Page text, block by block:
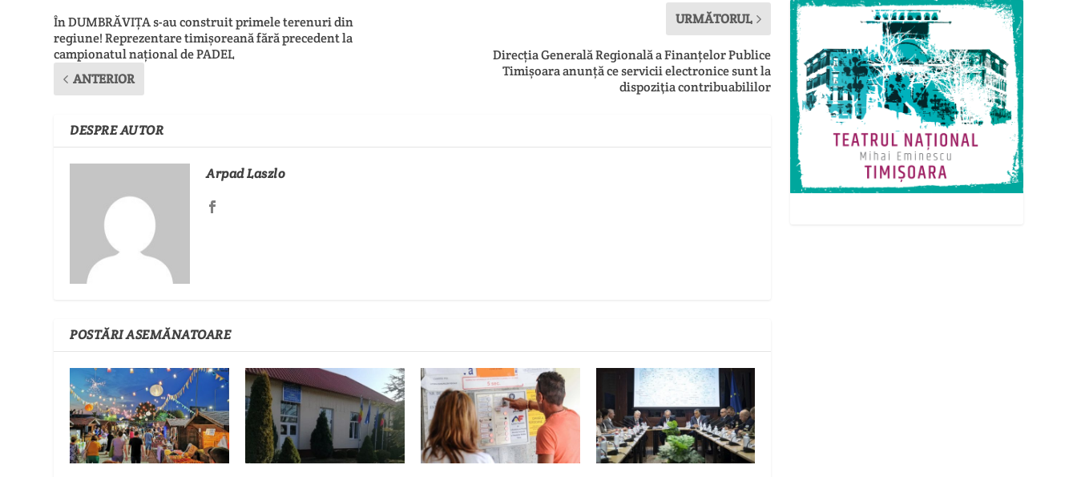
În DUMBRĂVIȚA s-au construit primele terenuri din
regiune! Reprezentare timișoreană fără precedent la
campionatul național de PADEL
ANTERIOR
URMĂTORUL
Direcția Generală Regională a Finanțelor Publice
Timișoara anunță ce servicii electronice sunt la
dispoziţia contribuabililor
DESPRE AUTOR
Arpad Laszlo
POSTĂRI ASEMĂNATOARE